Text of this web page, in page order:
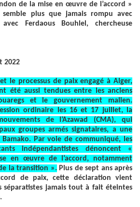
de la mise en œuvre de l’accord »
semble plus que jamais rompu avec
Ferdaous Bouhlel, chercheuse
2022
le processus de paix engagé à Alger,
été aussi tendues entre les anciens
et le gouvernement malien.
ordinaire les 16 et 17 juillet, la
de l’Azawad (CMA), qui
groupes armés signataires, a une
Par voie de communiqué, les
indépendantistes dénoncent «
en œuvre de l’accord, notamment
la transition ».Plus de sept ans après
de paix, cette déclaration vient
séparatistes jamais tout à fait éteintes